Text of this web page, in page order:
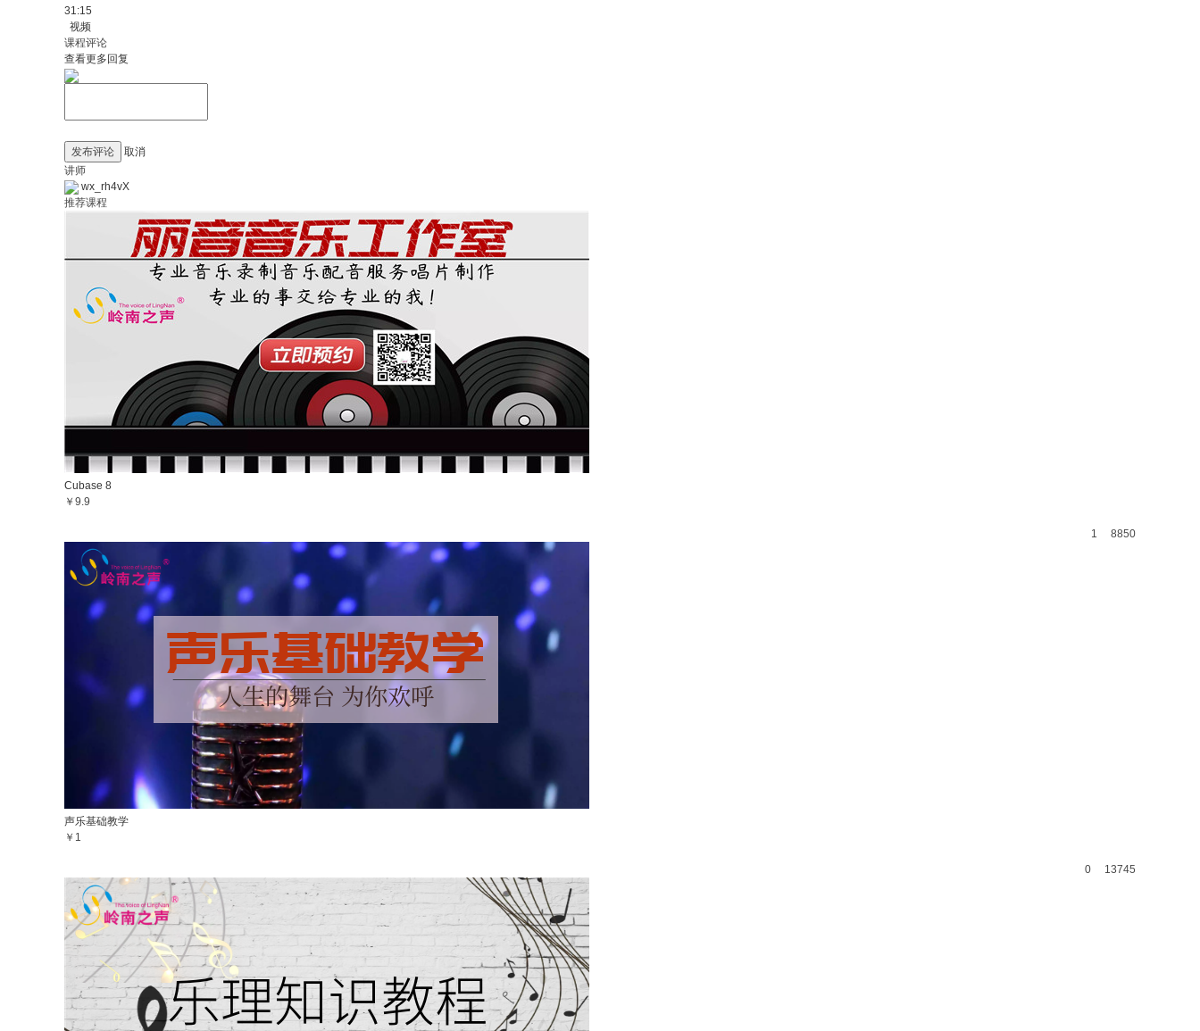
31:15
视频
课程评论
查看更多回复
发布评论
取消
讲师
wx_rh4vX
推荐课程
Cubase 8
￥9.9
1 8850
声乐基础教学
￥1
0 13745